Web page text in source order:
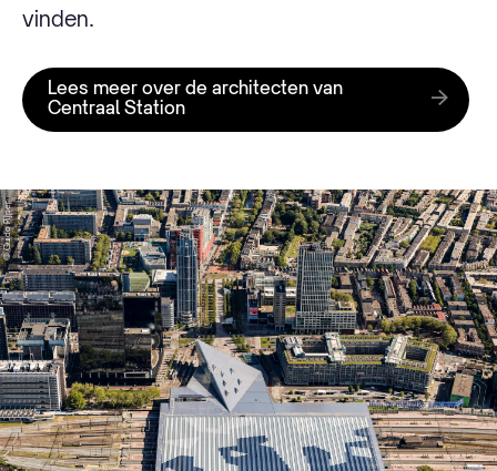
vinden.
Lees meer over de architecten van
Centraal Station
© Guido Pijper